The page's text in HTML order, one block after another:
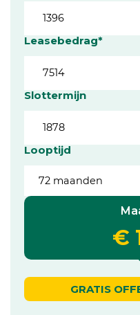
Leasebedrag*
Slottermijn
Looptijd
€
GRATIS